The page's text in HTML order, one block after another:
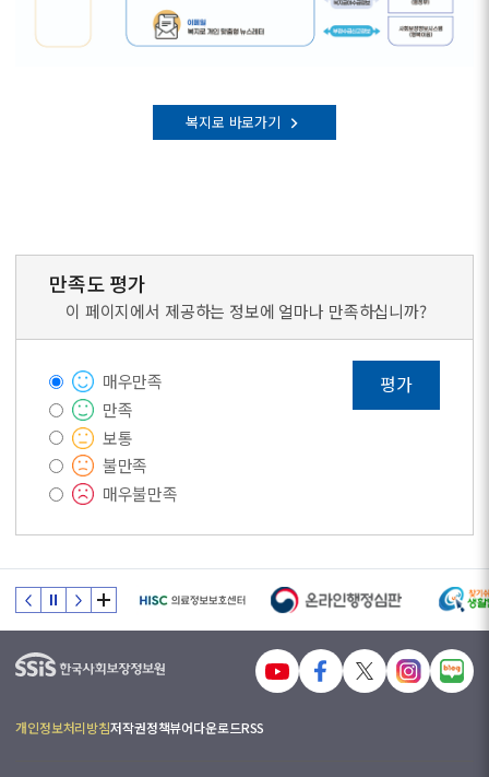
복지로 바로가기
만족도 평가
이 페이지에서 제공하는 정보에 얼마나 만족하십니까?
매우만족
만족
보통
불만족
매우불만족
평가
개인정보처리방침저작권정책뷰어다운로드RSS